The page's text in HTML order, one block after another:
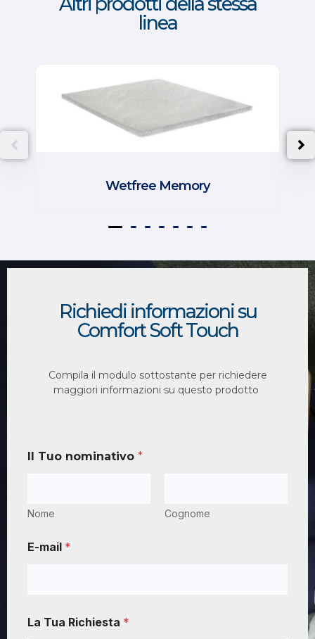
linea
Wetfree Memory
Richiedi informazioni su
Comfort Soft Touch
Compila il modulo sottostante per richiedere
maggiori informazioni su questo prodotto
Il Tuo nominativo *
Nome Cognome
E-mail *
La Tua Richiesta *